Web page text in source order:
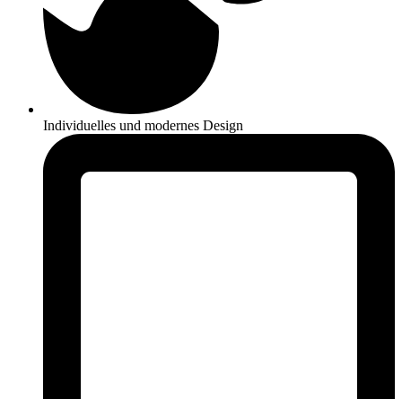
Individuelles und modernes Design